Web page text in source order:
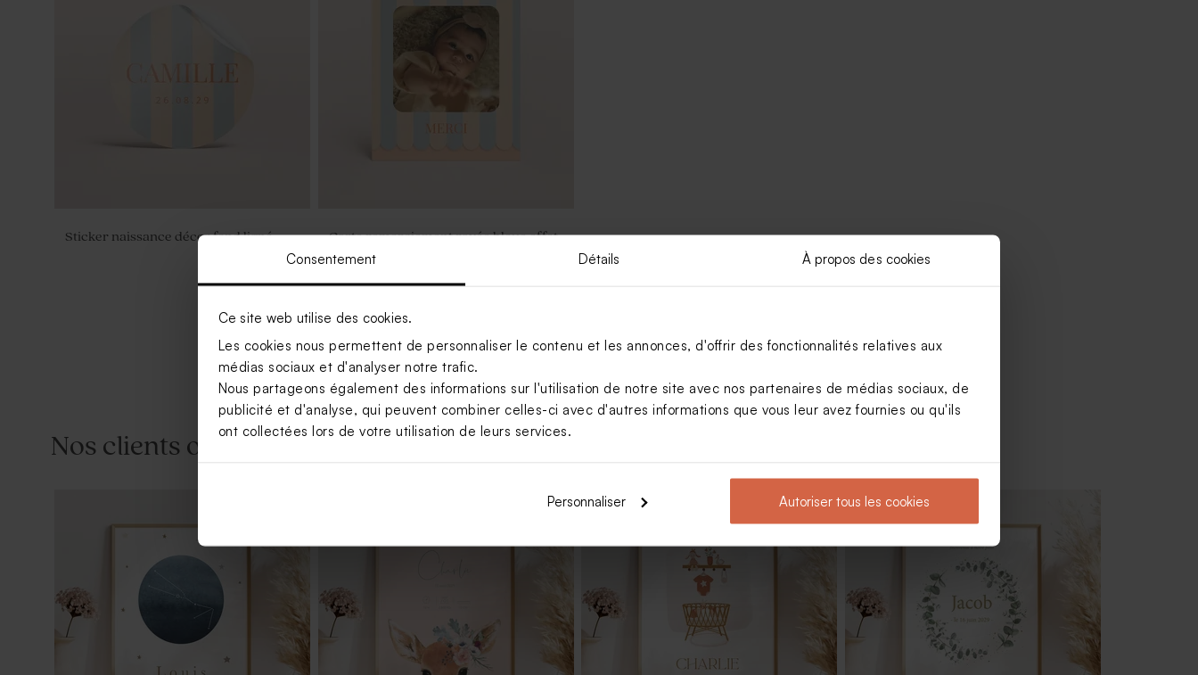
Consentement Détails À propos des cookies
Ce site web utilise des cookies.
Les cookies nous permettent de personnaliser le contenu et les annonces, d'offrir des fonctionnalités relatives aux
médias sociaux et d'analyser notre trafic.
Nous partageons également des informations sur l'utilisation de notre site avec nos partenaires de médias sociaux, de
publicité et d'analyse, qui peuvent combiner celles-ci avec d'autres informations que vous leur avez fournies ou qu'ils
ont collectées lors de votre utilisation de leurs services.
Personnaliser Autoriser tous les cookies
Sticker naissance décor fond ligné
Carte remerciement rayée bleue effet
Présentoir dragées baptême en bois et
plexi ligné
vintage
Nos clients ont aussi aimé...